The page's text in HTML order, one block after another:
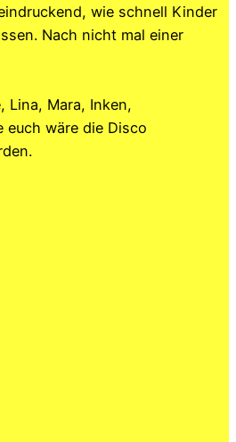
wie schnell Kinder
Nach nicht mal einer
Lina, Mara, Inken,
euch wäre die Disco